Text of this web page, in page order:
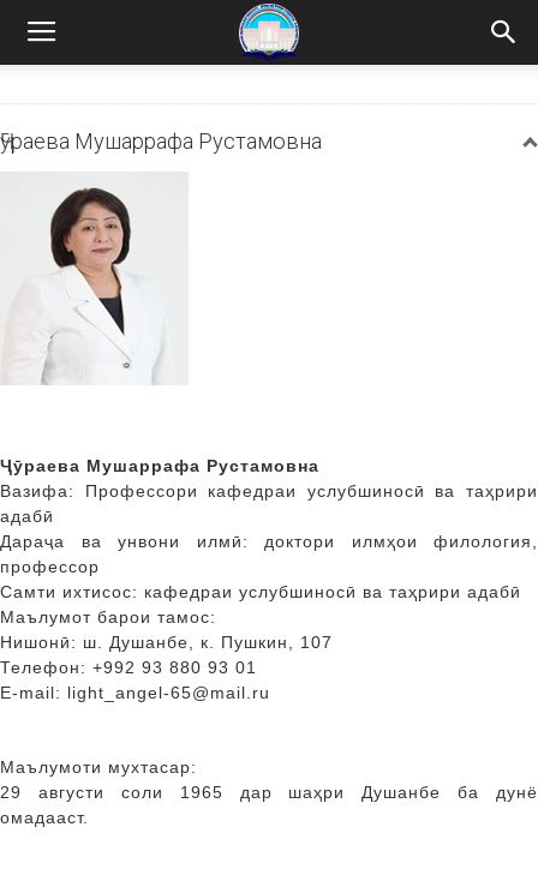
Ҷӯраева Мушаррафа Рустамовна
Ҷӯраева Мушаррафа Рустамовна
Вазифа: Профессори кафедраи услубшиносӣ ва таҳрири
адабӣ
Дараҷа ва унвони илмӣ: доктори илмҳои филология,
профессор
Самти ихтисос: кафедраи услубшиносӣ ва таҳрири адабӣ
Маълумот барои тамос:
Нишонӣ: ш. Душанбе, к. Пушкин, 107
Телефон: +992 93 880 93 01
E-mail: light_angel-65@mail.ru
Маълумоти мухтасар:
29 августи соли 1965 дар шаҳри Душанбе ба дунё
омадааст.